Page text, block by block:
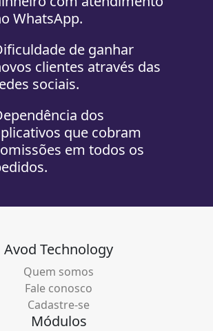
WhatsApp.
de ganhar
clientes através das
sociais.
dos
que cobram
em todos os
Avod Technology
Quem somos
Fale conosco
Cadastre-se
Módulos